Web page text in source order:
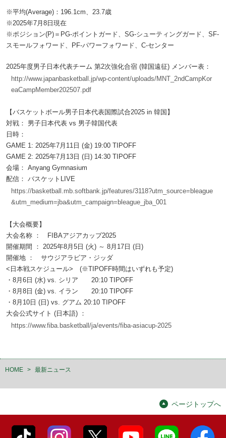
※平均(Average)：196.1cm、23.7歳
※2025年7月8日現在
※ポジション(P)＝PG-ポイントガード、SG-シューティングガード、SF-
スモールフォワード、PF-パワーフォワード、C-センター
2025年度男子日本代表チーム 第2次強化合宿 (韓国遠征) メンバー表：
http://www.japanbasketball.jp/wp-content/uploads/MNT_2ndCampKor
eaCampMember202507.pdf
【バスケットボール男子日本代表国際試合2025 in 韓国】
対戦： 男子日本代表 vs 男子韓国代表
日時：
GAME 1: 2025年7月11日 (金) 19:00 TIPOFF
GAME 2: 2025年7月13日 (日) 14:30 TIPOFF
会場： Anyang Gymnasium
配信： バスケットLIVE
https://basketball.mb.softbank.jp/features/3118?utm_source=bleague
&utm_medium=jba&utm_campaign=bleague_jba_001
【大会概要】
大会名称 ： FIBAアジアカップ2025
開催期間 ： 2025年8月5日 (火) ～ 8月17日 (日)
開催地 ： サウジアラビア・ジッダ
<日本戦スケジュール> (※TIPOFF時間はいずれも予定)
・8月6日 (水) vs. シリア 20:10 TIPOFF
・8月8日 (金) vs. イラン 20:10 TIPOFF
・8月10日 (日) vs. グアム 20:10 TIPOFF
大会公式サイト (日本語) ：
https://www.fiba.basketball/ja/events/fiba-asiacup-2025
HOME > 最新ニュース
ページトップへ